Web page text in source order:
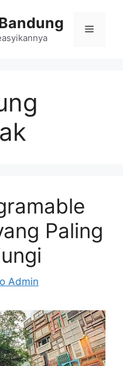
Menu
Paling
Admin